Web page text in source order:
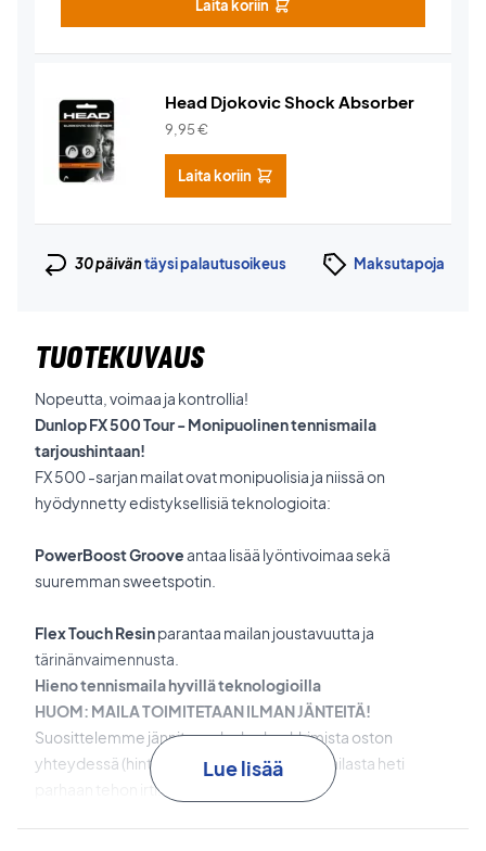
Laita koriin
Head Djokovic Shock Absorber
9,95€
Laita koriin
30 päiväntäysi palautusoikeus Maksutapoja
TUOTEKUVAUS
Nopeutta, voimaa ja kontrollia!
Dunlop FX 500 Tour - Monipuolinen tennismaila
tarjoushintaan!
FX 500 -sarjan mailat ovat monipuolisia ja niissä on
hyödynnetty edistyksellisiä teknologioita:
PowerBoost Grooveantaa lisää lyöntivoimaa sekä
suuremman sweetspotin.
Flex Touch Resinparantaa mailan joustavuutta ja
tärinänvaimennusta.
Hieno tennismaila hyvillä teknologioilla
HUOM: MAILA TOIMITETAAN ILMAN JÄNTEITÄ!
Suosittelemme jännityspalvelun hankkimista oston
yhteydessä (hinta 30 EUROa), jotta saat mailasta heti
parhaan tehon irti.
Lue lisää